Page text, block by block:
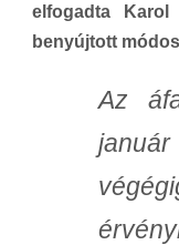
elfogadta Karol
benyújtott
Az